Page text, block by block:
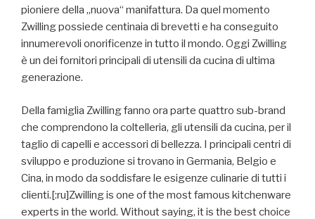
pioniere della „nuova“ manifattura. Da quel momento
Zwilling possiede centinaia di brevetti e ha conseguito
innumerevoli onorificenze in tutto il mondo. Oggi Zwilling
è un dei fornitori principali di utensili da cucina di ultima
generazione.
Della famiglia Zwilling fanno ora parte quattro sub-brand
che comprendono la coltelleria, gli utensili da cucina, per il
taglio di capelli e accessori di bellezza. I principali centri di
sviluppo e produzione si trovano in Germania, Belgio e
Cina, in modo da soddisfare le esigenze culinarie di tutti i
clienti.[:ru]Zwilling is one of the most famous kitchenware
experts in the world. Without saying, it is the best choice